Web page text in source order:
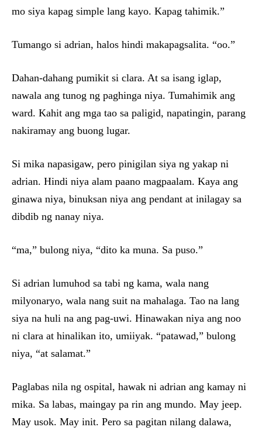
mo siya kapag simple lang kayo. Kapag tahimik.”
Tumango si adrian, halos hindi makapagsalita. “oo.”
Dahan-dahang pumikit si clara. At sa isang iglap,
nawala ang tunog ng paghinga niya. Tumahimik ang
ward. Kahit ang mga tao sa paligid, napatingin, parang
nakiramay ang buong lugar.
Si mika napasigaw, pero pinigilan siya ng yakap ni
adrian. Hindi niya alam paano magpaalam. Kaya ang
ginawa niya, binuksan niya ang pendant at inilagay sa
dibdib ng nanay niya.
“ma,” bulong niya, “dito ka muna. Sa puso.”
Si adrian lumuhod sa tabi ng kama, wala nang
milyonaryo, wala nang suit na mahalaga. Tao na lang
siya na huli na ang pag-uwi. Hinawakan niya ang noo
ni clara at hinalikan ito, umiiyak. “patawad,” bulong
niya, “at salamat.”
Paglabas nila ng ospital, hawak ni adrian ang kamay ni
mika. Sa labas, maingay pa rin ang mundo. May jeep.
May usok. May init. Pero sa pagitan nilang dalawa,